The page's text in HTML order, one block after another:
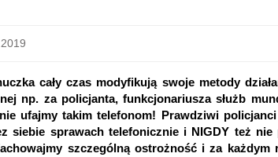
cały czas modyfikują swoje metody
np. za policjanta, funkcjonariusza służb
ufajmy takim telefonom! Prawdziwi
siebie sprawach telefonicznie i NIGDY też
szczególną ostrożność i za każdym